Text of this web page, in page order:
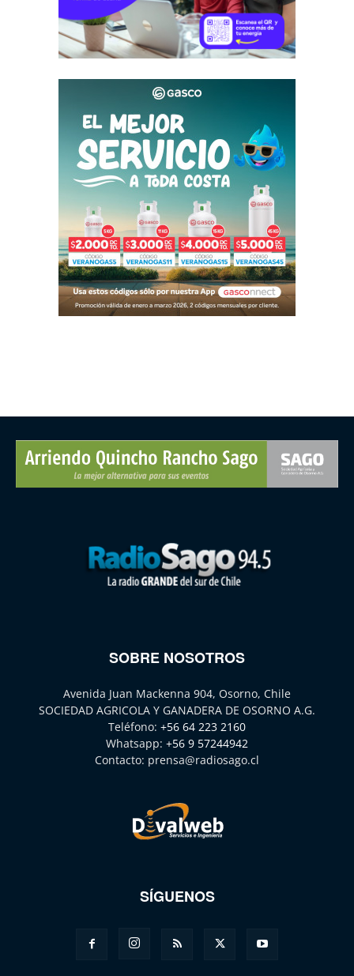
SOBRE NOSOTROS
Avenida Juan Mackenna 904, Osorno, Chile
SOCIEDAD AGRICOLA Y GANADERA DE OSORNO A.G.
Teléfono: +56 64 223 2160
Whatsapp: +56 9 57244942
Contacto: prensa@radiosago.cl
SÍGUENOS